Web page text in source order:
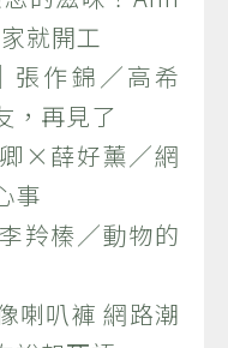
就開工
作錦／高希
，再見了
×薛好薰／網
事
羚榛／動物的
喇叭褲 網路潮